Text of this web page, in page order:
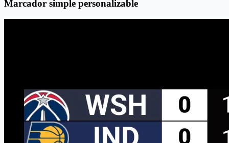
Marcador simple personalizable